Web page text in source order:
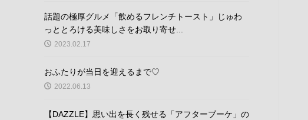
話題の極厚グルメ「飲めるフレンチトースト」じゅわ
っととろける美味しさをお取り寄せ...
2023.02.17
おふたりが当日を迎えるまで♡
2022.06.13
【DAZZLE】思い出を長く残せる「アフターブーケ」の